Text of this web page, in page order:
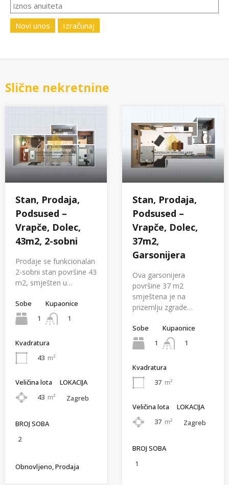
Novi unos Izračunaj
Slične nekretnine
Stan, Prodaja,
Podsused –
Vrapče, Dolec,
43m2, 2-sobni
Prodaje se funkcionalan
2-sobni stan površine 43
m2, smješten u…
Sobe
1
Kupaonice
1
Kvadratura
43 m²
Veličina lota
43 m²
LOKACIJA
Zagreb
BROJ SOBA
2
Obnovljeno, Prodaja
Stan, Prodaja,
Podsused –
Vrapče, Dolec,
37m2,
Garsonijera
Ova garsonijera
površine 37 m2
smještena je na
prizemlju zgrade…
Sobe
1
Kupaonice
1
Kvadratura
37 m²
Veličina lota
37 m²
LOKACIJA
Zagreb
BROJ SOBA
1